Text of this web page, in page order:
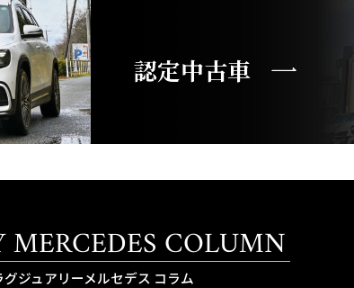
認定中古車
MERCEDES COLUMN
グジュアリーメルセデス コラム